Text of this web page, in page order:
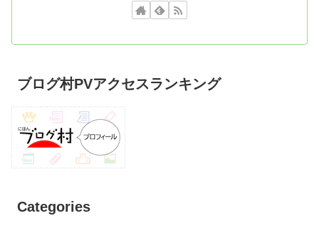
ブログ村PVアクセスランキング
Categories